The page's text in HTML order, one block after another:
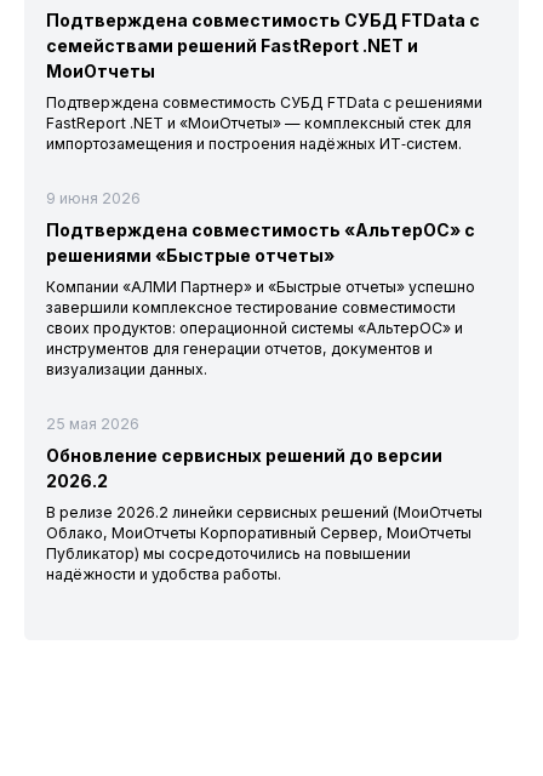
Подтверждена совместимость СУБД FTData с
семействами решений FastReport .NET и
МоиОтчеты
Подтверждена совместимость СУБД FTData с решениями
FastReport .NET и «МоиОтчеты» — комплексный стек для
импортозамещения и построения надёжных ИТ‑систем.
9 июня 2026
Подтверждена совместимость «АльтерОС» с
решениями «Быстрые отчеты»
Компании «АЛМИ Партнер» и «Быстрые отчеты» успешно
завершили комплексное тестирование совместимости
своих продуктов: операционной системы «АльтерОС» и
инструментов для генерации отчетов, документов и
визуализации данных.
25 мая 2026
Обновление сервисных решений до версии
2026.2
В релизе 2026.2 линейки сервисных решений (МоиОтчеты
Облако, МоиОтчеты Корпоративный Сервер, МоиОтчеты
Публикатор) мы сосредоточились на повышении
надёжности и удобства работы.